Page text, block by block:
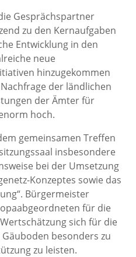
Gesprächspartner
zu den Kernaufgaben
Entwicklung in den
neue
hinzugekommen
der ländlichen
der Ämter für
hoch.
gemeinsamen Treffen
insbesondere
bei der Umsetzung
Konzeptes sowie das
Bürgermeister
für die
sich für die
besonders zu
zu leisten.